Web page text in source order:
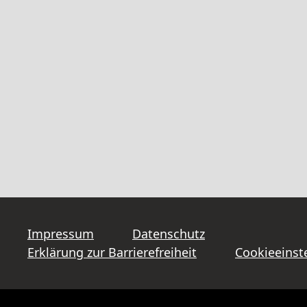
Impressum
Datenschutz
Erklärung zur Barrierefreiheit